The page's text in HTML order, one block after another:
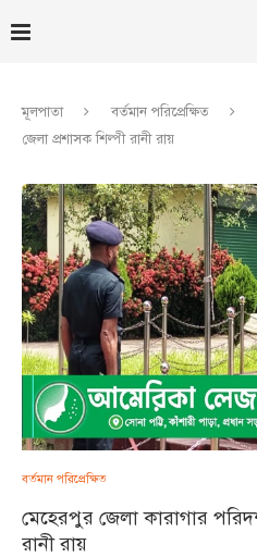
মূলপাতা বর্তমান পরিপ্রেক্ষিত
জেলা প্রশাসক শিল্পী রানী রায়
বর্তমান পরিপ্রেক্ষিত
মেহেরপুর জেলা কারাগার
রানী রায়